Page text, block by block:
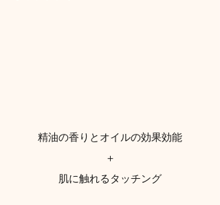
精油の香りとオイルの効果効能
＋
肌に触れるタッチング